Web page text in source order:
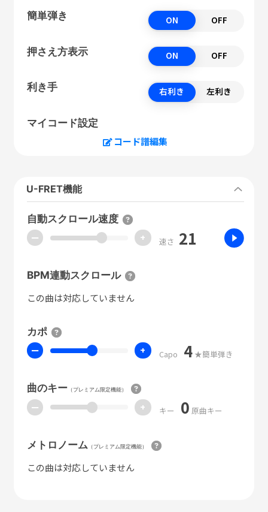
簡単弾き ON OFF
押さえ方表示 ON OFF
利き手 右利き 左利き
マイコード設定
コード譜編集
U-FRET機能
自動スクロール速度
ー + 速さ 21
BPM連動スクロール
この曲は対応していません
カポ
ー + Capo 4 ★簡単弾き
曲のキー（プレミアム限定機能）
ー + キー 0 原曲キー
メトロノーム （プレミアム限定機能）
この曲は対応していません